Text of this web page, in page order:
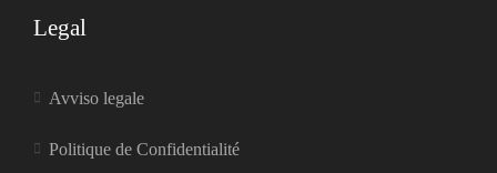
Legal
Avviso legale
Politique de Confidentialité